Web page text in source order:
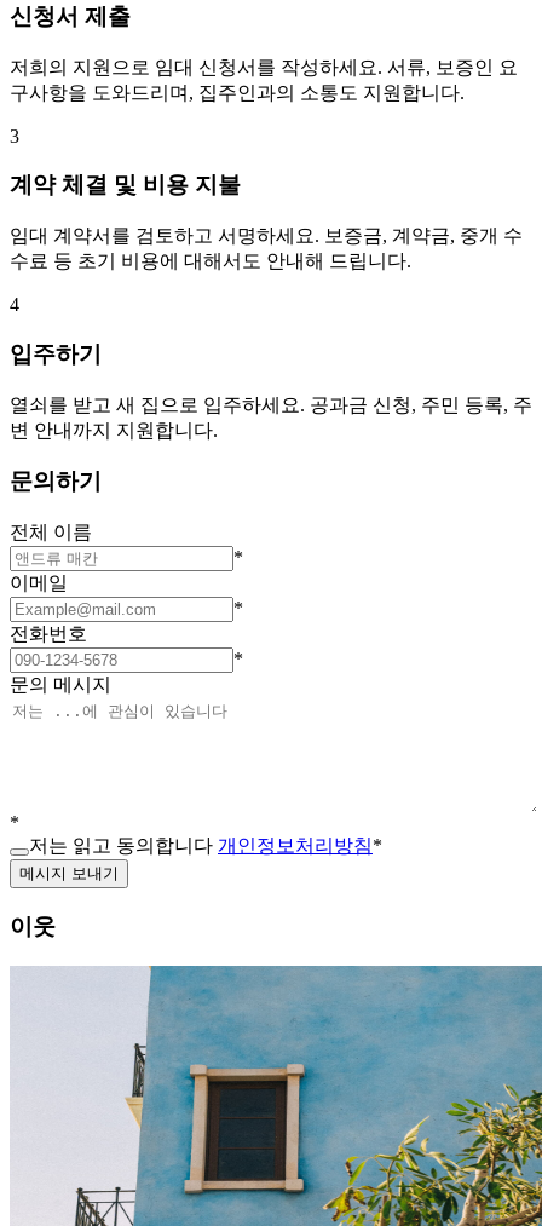
신청서 제출
저희의 지원으로 임대 신청서를 작성하세요. 서류, 보증인 요
구사항을 도와드리며, 집주인과의 소통도 지원합니다.
3
계약 체결 및 비용 지불
임대 계약서를 검토하고 서명하세요. 보증금, 계약금, 중개 수
수료 등 초기 비용에 대해서도 안내해 드립니다.
4
입주하기
열쇠를 받고 새 집으로 입주하세요. 공과금 신청, 주민 등록, 주
변 안내까지 지원합니다.
문의하기
전체 이름
*
이메일
*
전화번호
*
문의 메시지
*
저는 읽고 동의합니다 개인정보처리방침*
메시지 보내기
이웃